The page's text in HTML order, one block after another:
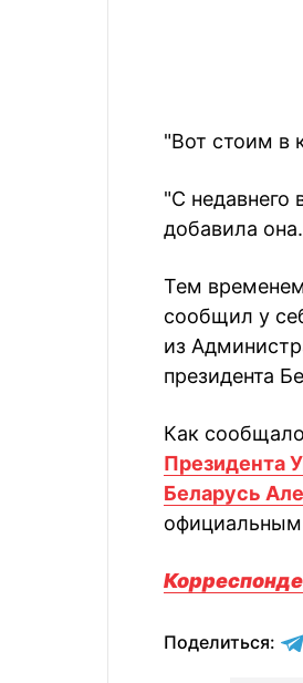
"Вот стоим в
"С недавнего
добавила она.
Тем
сообщил у
из
президента
Как
Президента
Беларусь
Поделиться: